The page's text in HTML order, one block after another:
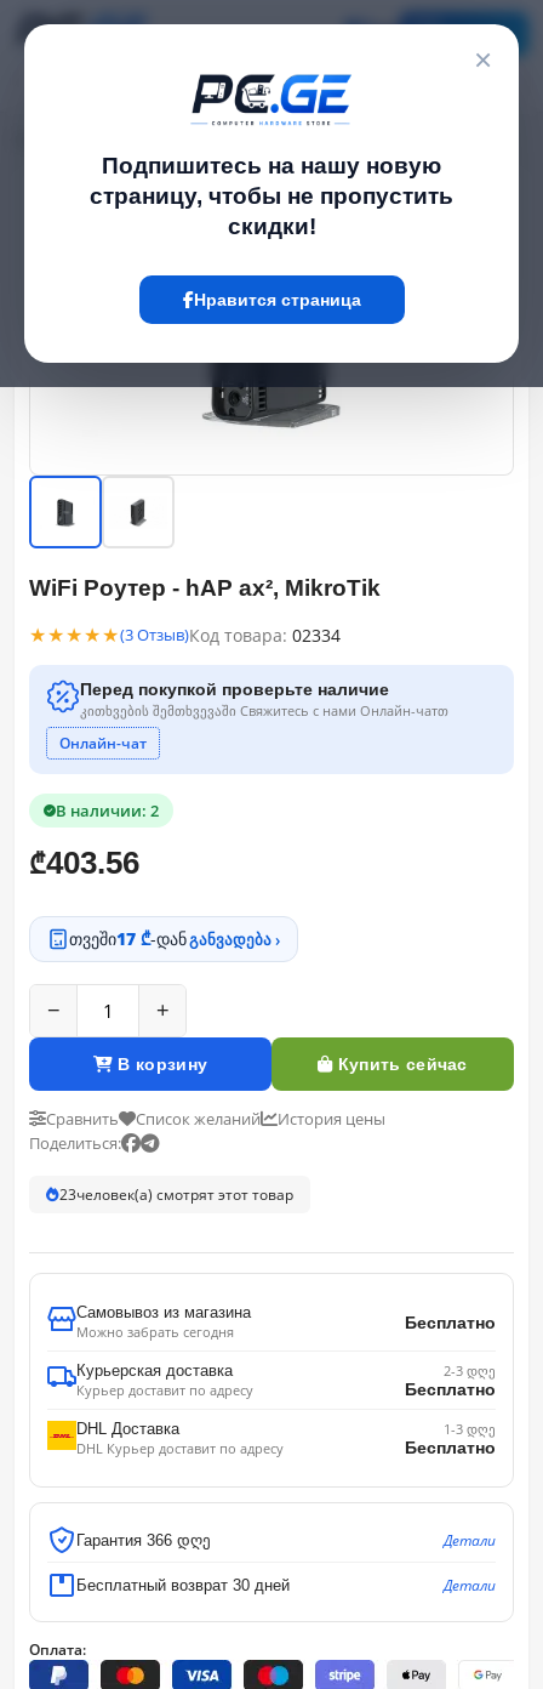
×
Подпишитесь на нашу новую
страницу, чтобы не пропустить
скидки!
Нравится страница
WiFi Роутер - hAP ax², MikroTik
★★★★★(3 Отзыв)Код товара: 02334
Перед покупкой проверьте наличие
კითხვების შემთხვევაში Свяжитесь с нами Онлайн-чатთ
Онлайн-чат
В наличии: 2
₾403.56
თვეში17 ₾-დანგანვადება ›
− +
В корзину Купить сейчас
Сравнить Список желаний
История цены
Поделиться:
23человек(а) смотрят этот товар
Самовывоз из магазина
Можно забрать сегодня
Бесплатно
Курьерская доставка
Курьер доставит по адресу
2-3 დღე
Бесплатно
DHL Доставка
DHL Курьер доставит по адресу
1-3 დღე
Бесплатно
Гарантия 366 დღე Детали
Бесплатный возврат 30 дней Детали
Оплата: